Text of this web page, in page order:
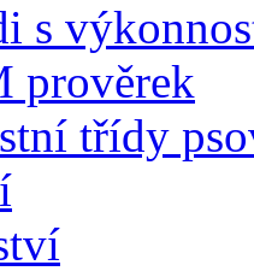
s
prověrek
třídy